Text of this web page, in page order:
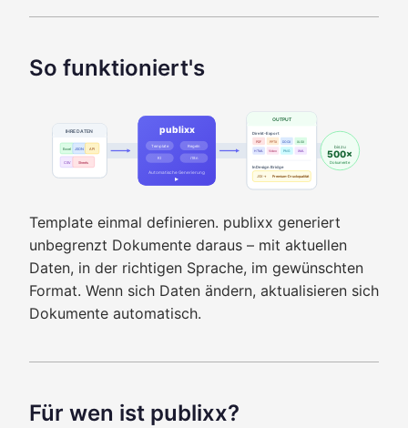
So funktioniert's
IHRE DATEN
Excel JSON API
CSV Sheets
publixx
Template Regeln
KI i18n
Automatische Generierung
▸
OUTPUT
Direkt-Export
PDF PPTX DOCX XLSX
HTML PNG XML
InDesign Bridge
JSX → Premium-Druckqualität
bis zu
500×
Dokumente
Template einmal definieren. publixx generiert
unbegrenzt Dokumente daraus – mit aktuellen
Daten, in der richtigen Sprache, im gewünschten
Format. Wenn sich Daten ändern, aktualisieren sich
Dokumente automatisch.
Für wen ist publixx?